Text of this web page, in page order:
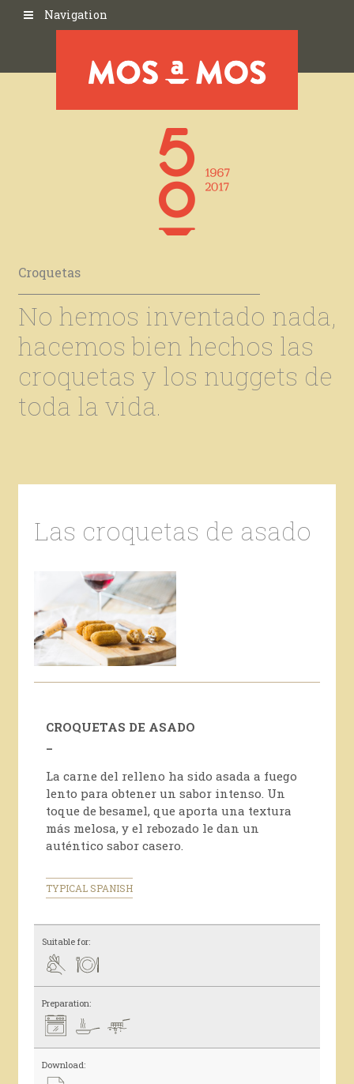
Navigation
Croquetas
No hemos inventado nada,
hacemos bien hechos las
croquetas y los nuggets de
toda la vida.
Las croquetas de asado
CROQUETAS DE ASADO
_
La carne del relleno ha sido asada a fuego
lento para obtener un sabor intenso. Un
toque de besamel, que aporta una textura
más melosa, y el rebozado le dan un
auténtico sabor casero.
TYPICAL SPANISH
Suitable for:
Preparation:
Download: